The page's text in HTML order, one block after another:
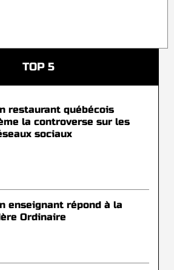
TOP 5
restaurant québécois
la controverse sur les
sociaux
enseignant répond à la
Ordinaire